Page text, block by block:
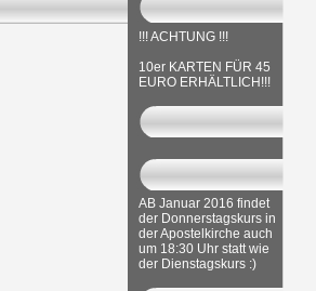
!!! ACHTUNG !!!
10er KARTEN FÜR 45
EURO ERHÄLTLICH!!!
AB Januar 2016 findet
der Donnerstagskurs in
der Apostelkirche auch
um 18:30 Uhr statt wie
der Dienstagskurs :)